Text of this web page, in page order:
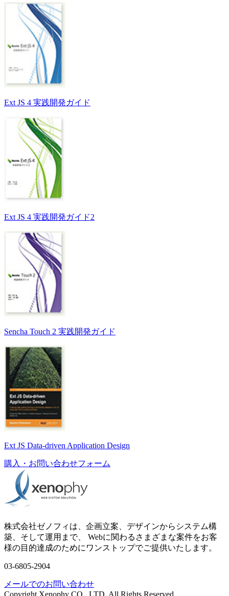
Ext JS 4 実践開発ガイド
Ext JS 4 実践開発ガイド2
Sencha Touch 2 実践開発ガイド
Ext JS Data-driven Application Design
購入・お問い合わせフォーム
株式会社ゼノフィは、企画立案、デザインからシステム構
築、そして運用まで、 Webに関わるさまざまな案件をお客
様の目的達成のためにワンストップでご提供いたします。
03-6805-2904
メールでのお問い合わせ
Copyright Xenophy CO., LTD. All Rights Reserved.